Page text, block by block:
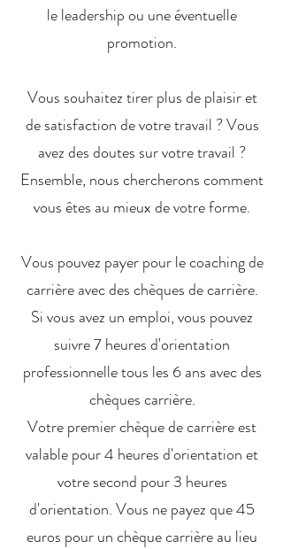
le leadership ou une éventuelle
promotion.
Vous souhaitez tirer plus de plaisir et
de satisfaction de votre travail ? Vous
avez des doutes sur votre travail ?
Ensemble, nous chercherons comment
vous êtes au mieux de votre forme.
Vous pouvez payer pour le coaching de
carrière avec des chèques de carrière.
Si vous avez un emploi, vous pouvez
suivre 7 heures d'orientation
professionnelle tous les 6 ans avec des
chèques carrière.
Votre premier chèque de carrière est
valable pour 4 heures d'orientation et
votre second pour 3 heures
d'orientation. Vous ne payez que 45
euros pour un chèque carrière au lieu